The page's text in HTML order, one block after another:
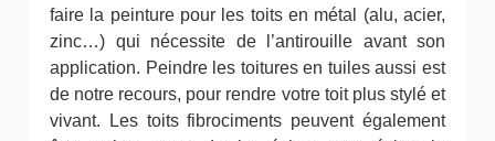
faire la peinture pour les toits en métal (alu, acier,
zinc…) qui nécessite de l’antirouille avant son
application. Peindre les toitures en tuiles aussi est
de notre recours, pour rendre votre toit plus stylé et
vivant. Les toits fibrociments peuvent également